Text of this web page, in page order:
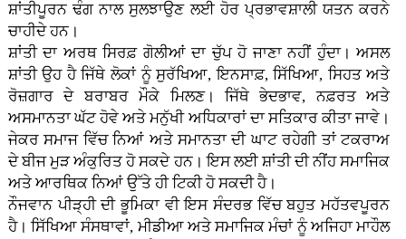
ਸ਼ਾਂਤੀਪੂਰਨ ਢੰਗ ਨਾਲ ਸੁਲਝਾਉਣ ਲਈ ਹੋਰ ਪ੍ਰਭਾਵਸ਼ਾਲੀ ਯਤਨ ਕਰਨੇ
ਚਾਹੀਦੇ ਹਨ।
ਸ਼ਾਂਤੀ ਦਾ ਅਰਥ ਸਿਰਫ਼ ਗੋਲੀਆਂ ਦਾ ਚੁੱਪ ਹੋ ਜਾਣਾ ਨਹੀਂ ਹੁੰਦਾ। ਅਸਲ
ਸ਼ਾਂਤੀ ਉਹ ਹੈ ਜਿੱਥੇ ਲੋਕਾਂ ਨੂੰ ਸੁਰੱਖਿਆ, ਇਨਸਾਫ਼, ਸਿੱਖਿਆ, ਸਿਹਤ ਅਤੇ
ਰੋਜ਼ਗਾਰ ਦੇ ਬਰਾਬਰ ਮੌਕੇ ਮਿਲਣ। ਜਿੱਥੇ ਭੇਦਭਾਵ, ਨਫ਼ਰਤ ਅਤੇ
ਅਸਮਾਨਤਾ ਘੱਟ ਹੋਵੇ ਅਤੇ ਮਨੁੱਖੀ ਅਧਿਕਾਰਾਂ ਦਾ ਸਤਿਕਾਰ ਕੀਤਾ ਜਾਵੇ।
ਜੇਕਰ ਸਮਾਜ ਵਿੱਚ ਨਿਆਂ ਅਤੇ ਸਮਾਨਤਾ ਦੀ ਘਾਟ ਰਹੇਗੀ ਤਾਂ ਟਕਰਾਅ
ਦੇ ਬੀਜ ਮੁੜ ਅੰਕੁਰਿਤ ਹੋ ਸਕਦੇ ਹਨ। ਇਸ ਲਈ ਸ਼ਾਂਤੀ ਦੀ ਨੀਂਹ ਸਮਾਜਿਕ
ਅਤੇ ਆਰਥਿਕ ਨਿਆਂ ਉੱਤੇ ਹੀ ਟਿਕੀ ਹੋ ਸਕਦੀ ਹੈ।
ਨੌਜਵਾਨ ਪੀੜ੍ਹੀ ਦੀ ਭੂਮਿਕਾ ਵੀ ਇਸ ਸੰਦਰਭ ਵਿੱਚ ਬਹੁਤ ਮਹੱਤਵਪੂਰਨ
ਹੈ। ਸਿੱਖਿਆ ਸੰਸਥਾਵਾਂ, ਮੀਡੀਆ ਅਤੇ ਸਮਾਜਿਕ ਮੰਚਾਂ ਨੂੰ ਅਜਿਹਾ ਮਾਹੌਲ